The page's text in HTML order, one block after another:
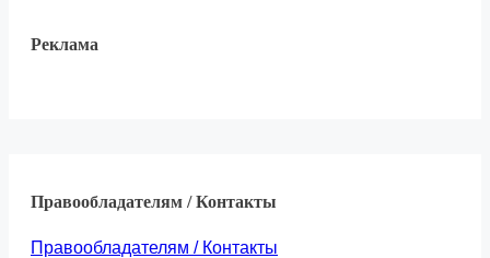
Реклама
Правообладателям / Контакты
Правообладателям / Контакты